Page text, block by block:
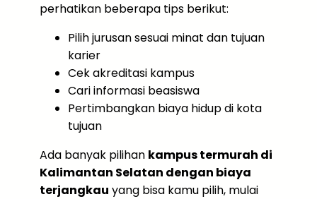
perhatikan beberapa tips berikut:
Pilih jurusan sesuai minat dan tujuan
karier
Cek akreditasi kampus
Cari informasi beasiswa
Pertimbangkan biaya hidup di kota
tujuan
Ada banyak pilihan kampus termurah di
Kalimantan Selatan dengan biaya
terjangkau yang bisa kamu pilih, mulai